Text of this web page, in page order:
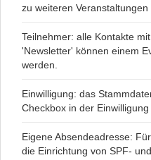
zu weiteren Veranstaltungen
Teilnehmer: alle Kontakte
'Newsletter' können einem
werden.
Einwilligung: das
Checkbox in der
Eigene Absendeadresse:
die Einrichtung von SPF-